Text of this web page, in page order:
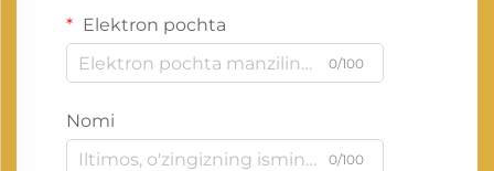
Elektron pochta
0/100
Nomi
0/100